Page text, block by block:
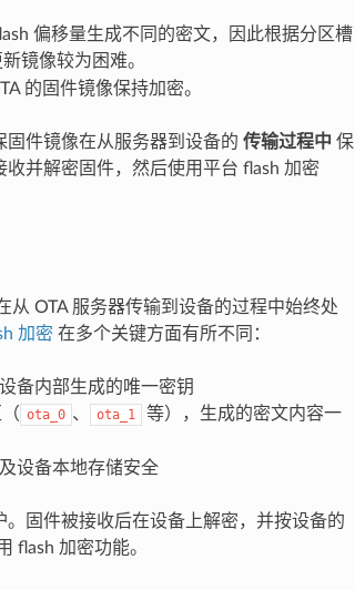
偏移量生成不同的密文，因此根据分区槽
镜像较为困难。
的固件镜像保持加密。
件镜像在从服务器到设备的 传输过程中 保
并解密固件，然后使用平台 flash 加密
从 OTA 服务器传输到设备的过程中始终处
加密 在多个关键方面有所不同：
备内部生成的唯一密钥
ota_0 、 ota_1
等），生成的密文内容一
设备本地存储安全
固件被接收后在设备上解密，并按设备的
flash 加密功能。